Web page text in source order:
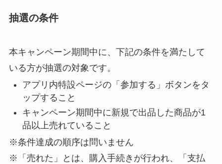
抽選の条件
本キャンペーン期間中に、下記の条件を満たして
いる方が抽選の対象です。
アプリ内特設ページの「参加する」ボタンをタ
ップすること
キャンペーン期間中に新規で出品した商品が1
品以上売れていること
※条件達成の順序は問いません
※「売れた」とは、購入手続きが行われ、「支払